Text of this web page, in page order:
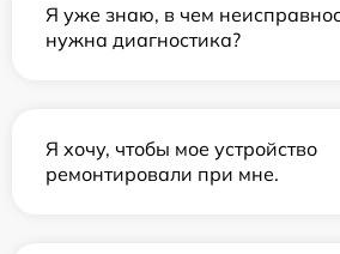
Я уже знаю, в чем
нужна диагностика?
Я хочу, чтобы мое устройство
ремонтировали при мне.